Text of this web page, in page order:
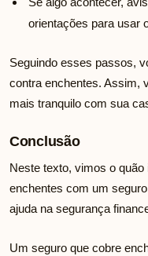
orientações para usar
Seguindo esses passos,
contra enchentes. Assim,
mais tranquilo com sua
Conclusão
Neste texto, vimos o
enchentes com um
ajuda na segurança
Um seguro que cobre